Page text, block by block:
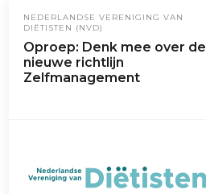
NEDERLANDSE VERENIGING VAN
DIËTISTEN (NVD)
Oproep: Denk mee over de
nieuwe richtlijn
Zelfmanagement